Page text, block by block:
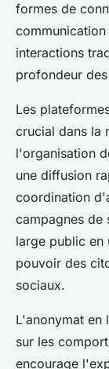
formes de
interactions
profondeur
Les
crucial dans la
l'organisation
une diffusion
coordination
campagnes de
large public en
pouvoir des
sociaux.
L'anonymat en
sur les
encourage